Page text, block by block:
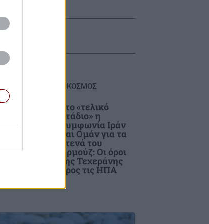
ΚΟΣΜΟΣ
Στο «τελικό
στάδιο» η
συμφωνία Ιράν
και Ομάν για τα
Στενά του
Ορμούζ: Οι όροι
της Τεχεράνης
προς τις ΗΠΑ